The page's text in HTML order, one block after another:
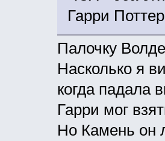
Гарри
Палочку
Насколько я
когда падала
Гарри мог
Но Камень он